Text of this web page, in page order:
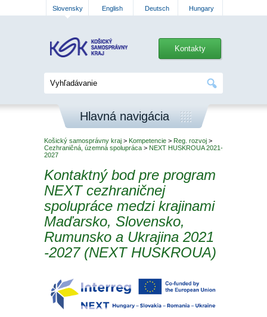
Slovensky English Deutsch Hungary
Kontakty
Hlavná navigácia
Košický samosprávny kraj > Kompetencie > Reg. rozvoj >
Cezhraničná, územná spolupráca > NEXT HUSKROUA 2021-
2027
Kontaktný bod pre program
NEXT cezhraničnej
spolupráce medzi krajinami
Maďarsko, Slovensko,
Rumunsko a Ukrajina 2021
-2027 (NEXT HUSKROUA)